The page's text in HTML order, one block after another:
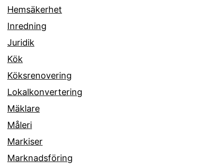
Hemsäkerhet
Inredning
Juridik
Kök
Köksrenovering
Lokalkonvertering
Mäklare
Måleri
Markiser
Marknadsföring